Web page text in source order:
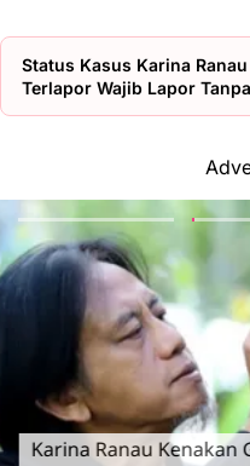
Status Kasus Karina
Terlapor Wajib Lapor
Karina Ranau